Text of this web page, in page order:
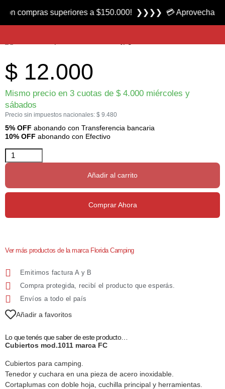
Producto nuevo
Cubiertos para Camping 1011 marca FC
$ 12.000
Mismo precio en 3 cuotas de $4.000 miércoles y
sábados
Precio sin impuestos nacionales: $ 9.480
5% OFF abonando con Transferencia bancaria
10% OFF abonando con Efectivo
Añadir al carrito
Comprar Ahora
Ver más productos de la marca Florida Camping
Emitimos factura A y B
Compra protegida, recibí el producto que esperás.
Envíos a todo el país
Añadir a favoritos
Lo que tenés que saber de este producto…
Cubiertos mod.1011 marca FC
Cubiertos para camping.
Tenedor y cuchara en una pieza de acero inoxidable.
Cortaplumas con doble hoja, cuchilla principal y herramientas.
superiores a $150.000! ❯❯❯❯ 💳 Aprovecha las 3